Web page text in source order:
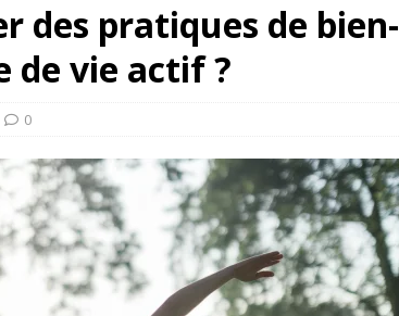
des pratiques de bien-
de vie actif ?
0